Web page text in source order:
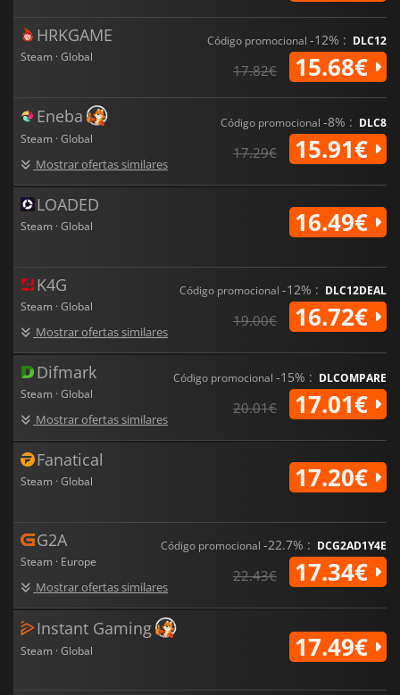
HRKGAME
Steam · Global
Código promocional -12% : DLC12
17.82€ 15.68€
Eneba
Steam · Global
Mostrar ofertas similares
Código promocional -8% : DLC8
17.29€ 15.91€
LOADED
Steam · Global 16.49€
K4G
Steam · Global
Mostrar ofertas similares
Código promocional -12% : DLC12DEAL
19.00€ 16.72€
Difmark
Steam · Global
Mostrar ofertas similares
Código promocional -15% : DLCOMPARE
20.01€ 17.01€
Fanatical
Steam · Global 17.20€
G2A
Steam · Europe
Mostrar ofertas similares
Código promocional -22.7% : DCG2AD1Y4E
22.43€ 17.34€
Instant Gaming
Steam · Global 17.49€